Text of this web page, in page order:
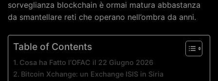
sorveglianza blockchain è ormai matura abbastanza
da smantellare reti che operano nell’ombra da anni.
Table of Contents
Cosa ha Fatto l’OFAC il 22 Giugno 2026
Bitcoin Xchange: un Exchange ISIS in Siria